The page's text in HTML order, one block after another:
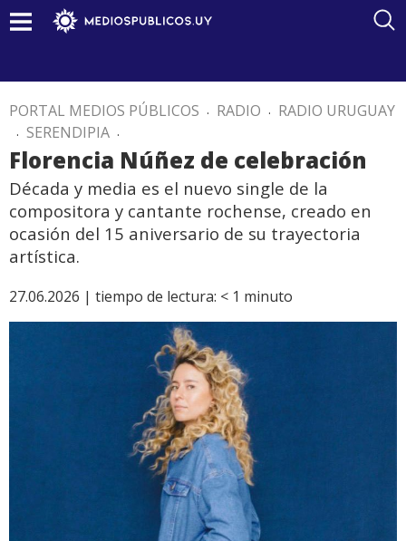
PORTAL MEDIOS PÚBLICOS . RADIO . RADIO URUGUAY
. SERENDIPIA .
Florencia Núñez de celebración
Década y media es el nuevo single de la
compositora y cantante rochense, creado en
ocasión del 15 aniversario de su trayectoria
artística.
27.06.2026 | tiempo de lectura: < 1 minuto